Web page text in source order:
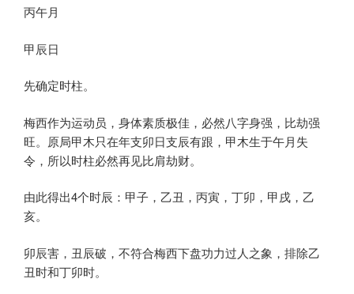
丙午月
甲辰日
先确定时柱。
梅西作为运动员，身体素质极佳，必然八字身强，比劫强
旺。原局甲木只在年支卯日支辰有跟，甲木生于午月失
令，所以时柱必然再见比肩劫财。
由此得出4个时辰：甲子，乙丑，丙寅，丁卯，甲戌，乙
亥。
卯辰害，丑辰破，不符合梅西下盘功力过人之象，排除乙
丑时和丁卯时。